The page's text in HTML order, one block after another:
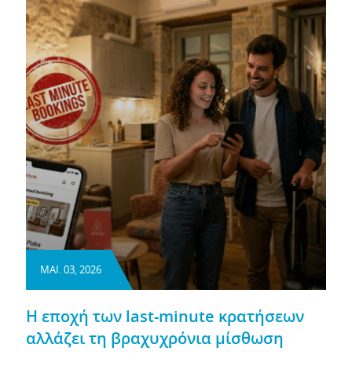
ΜΑΙ. 03, 2026
Η εποχή των last-minute κρατήσεων
αλλάζει τη βραχυχρόνια μίσθωση